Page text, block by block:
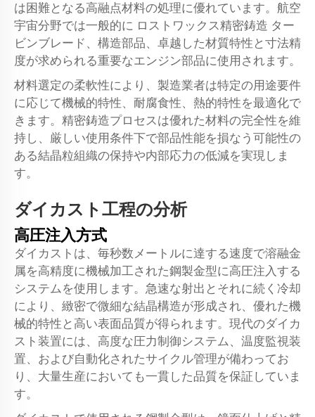
は困難となる高融点材料の処理に優れています。航空
宇宙分野では一般的に ロストワックス精密鋳造 ター
ビンブレード、構造部品、卓越した材質特性と寸法精
度が求められる重要なエンジン部品に使用されます。
材料選定の柔軟性により、製造業者は特定の用途要件
に応じて機械的特性、耐腐食性、熱的特性を最適化で
きます。精密鋳造プロセスは優れた材料の完全性を維
持し、厳しい使用条件下で部品性能を損なう可能性の
ある結晶粒組織の保持や内部応力の低減を実現しま
す。
ダイカスト工程の分析
高圧注入方式
ダイカストは、毎秒数メートルに達する速度で溶融金
属を高精度に機械加工された鋼製金型に高圧注入する
システムを使用します。急速な射出とそれに続く冷却
により、緻密で微細な結晶構造が形成され、優れた機
械的特性と高い表面品質が得られます。現代のダイカ
スト装置には、高度な圧力制御システム、温度監視装
置、および自動化されたサイクル管理が備わってお
り、大量生産においても一貫した品質を保証していま
す。